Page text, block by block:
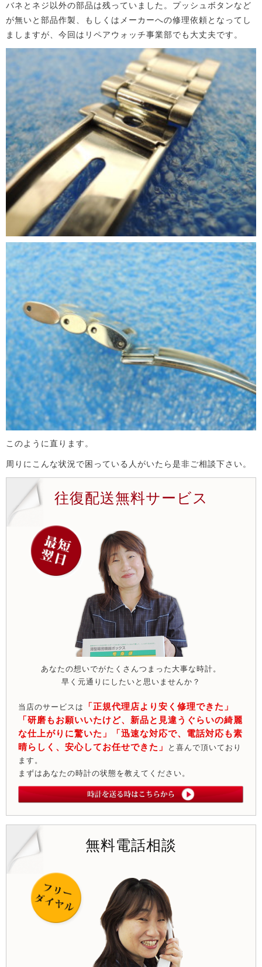
バネとネジ以外の部品は残っていました。プッシュボタンなど
が無いと部品作製、もしくはメーカーへの修理依頼となってし
ましますが、今回はリペアウォッチ事業部でも大丈夫です。
このように直ります。
周りにこんな状況で困っている人がいたら是非ご相談下さい。
往復配送無料サービス
あなたの想いでがたくさんつまった大事な時計。
早く元通りにしたいと思いませんか？
当店のサービスは
「正規代理店より安く修理できた」
「研磨もお願いいたけど、新品と見違うぐらいの綺麗
な仕上がりに驚いた」「迅速な対応で、電話対応も素
晴らしく、安心してお任せできた」
と喜んで頂いており
ます。
まずはあなたの時計の状態を教えてください。
無料電話相談